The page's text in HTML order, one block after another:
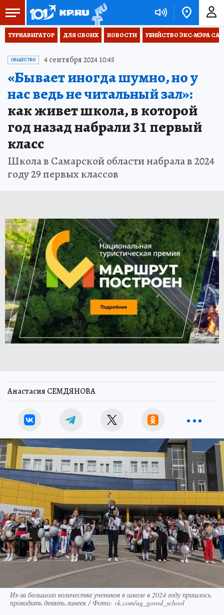
ТУРНАВИГАТОР ДЛЯ СВОИХ НОВОСТИ УБИЙСТВО ЭКС-МЭРА
ОБЩЕСТВО 4 сентября 2024 10:45
«Бывает иногда шумно, но у
нас ведь не читальный зал»:
как живет школа, в которой
год назад набрали 31 первый
класс
Школа в Самарской области набрала в 2024
году 29 первых классов
Анастасия СЕМДЯНОВА
Из-за большого количества учеников в школе в 2024 году пришлось
проводить девять линеек / Фото: vk.com/ug_gorod_school